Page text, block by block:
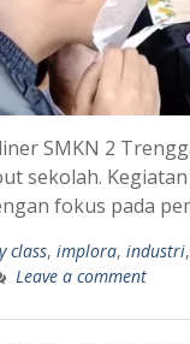
SMKN 2
sekolah.
fokus pada
class, implora, industri,
Leave a comment